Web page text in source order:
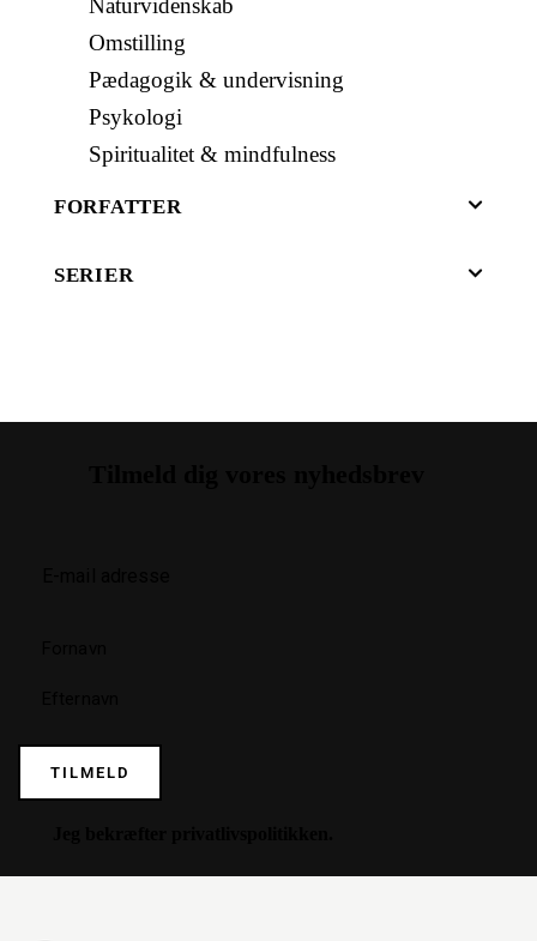
Naturvidenskab
Omstilling
Pædagogik & undervisning
Psykologi
Spiritualitet & mindfulness
FORFATTER
SERIER
TILMELD